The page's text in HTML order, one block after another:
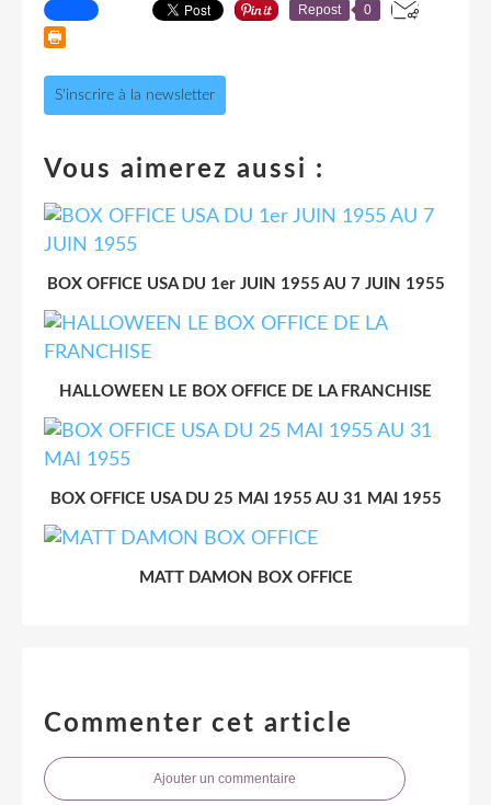
Repost 0
S'inscrire à la newsletter
Vous aimerez aussi :
BOX OFFICE USA DU 1er JUIN 1955 AU 7 JUIN 1955
HALLOWEEN LE BOX OFFICE DE LA FRANCHISE
BOX OFFICE USA DU 25 MAI 1955 AU 31 MAI 1955
MATT DAMON BOX OFFICE
Commenter cet article
Ajouter un commentaire